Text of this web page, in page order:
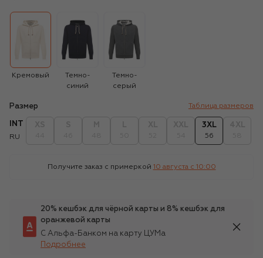
Кремовый
Темно-
синий
Темно-
серый
Размер Таблица размеров
INT
RU
3XL
56
Получите заказ с примеркой 10 августа c 10:00
20% кешбэк для чёрной карты и 8% кешбэк для
оранжевой карты
С Альфа-Банком на карту ЦУМа
Подробнее